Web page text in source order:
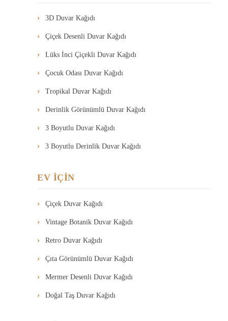
3D Duvar Kağıdı
Çiçek Desenli Duvar Kağıdı
Lüks İnci Çiçekli Duvar Kağıdı
Çocuk Odası Duvar Kağıdı
Tropikal Duvar Kağıdı
Derinlik Görünümlü Duvar Kağıdı
3 Boyutlu Duvar Kağıdı
3 Boyutlu Derinlik Duvar Kağıdı
EV İÇİN
Çiçek Duvar Kağıdı
Vintage Botanik Duvar Kağıdı
Retro Duvar Kağıdı
Çıta Görünümlü Duvar Kağıdı
Mermer Desenli Duvar Kağıdı
Doğal Taş Duvar Kağıdı